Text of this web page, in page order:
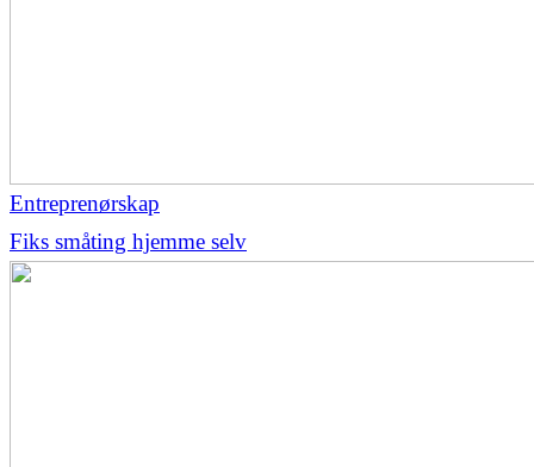
Entreprenørskap
Fiks småting hjemme selv